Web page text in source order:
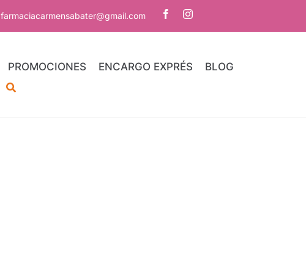
farmaciacarmensabater@gmail.com
PROMOCIONES ENCARGO EXPRÉS
BLOG